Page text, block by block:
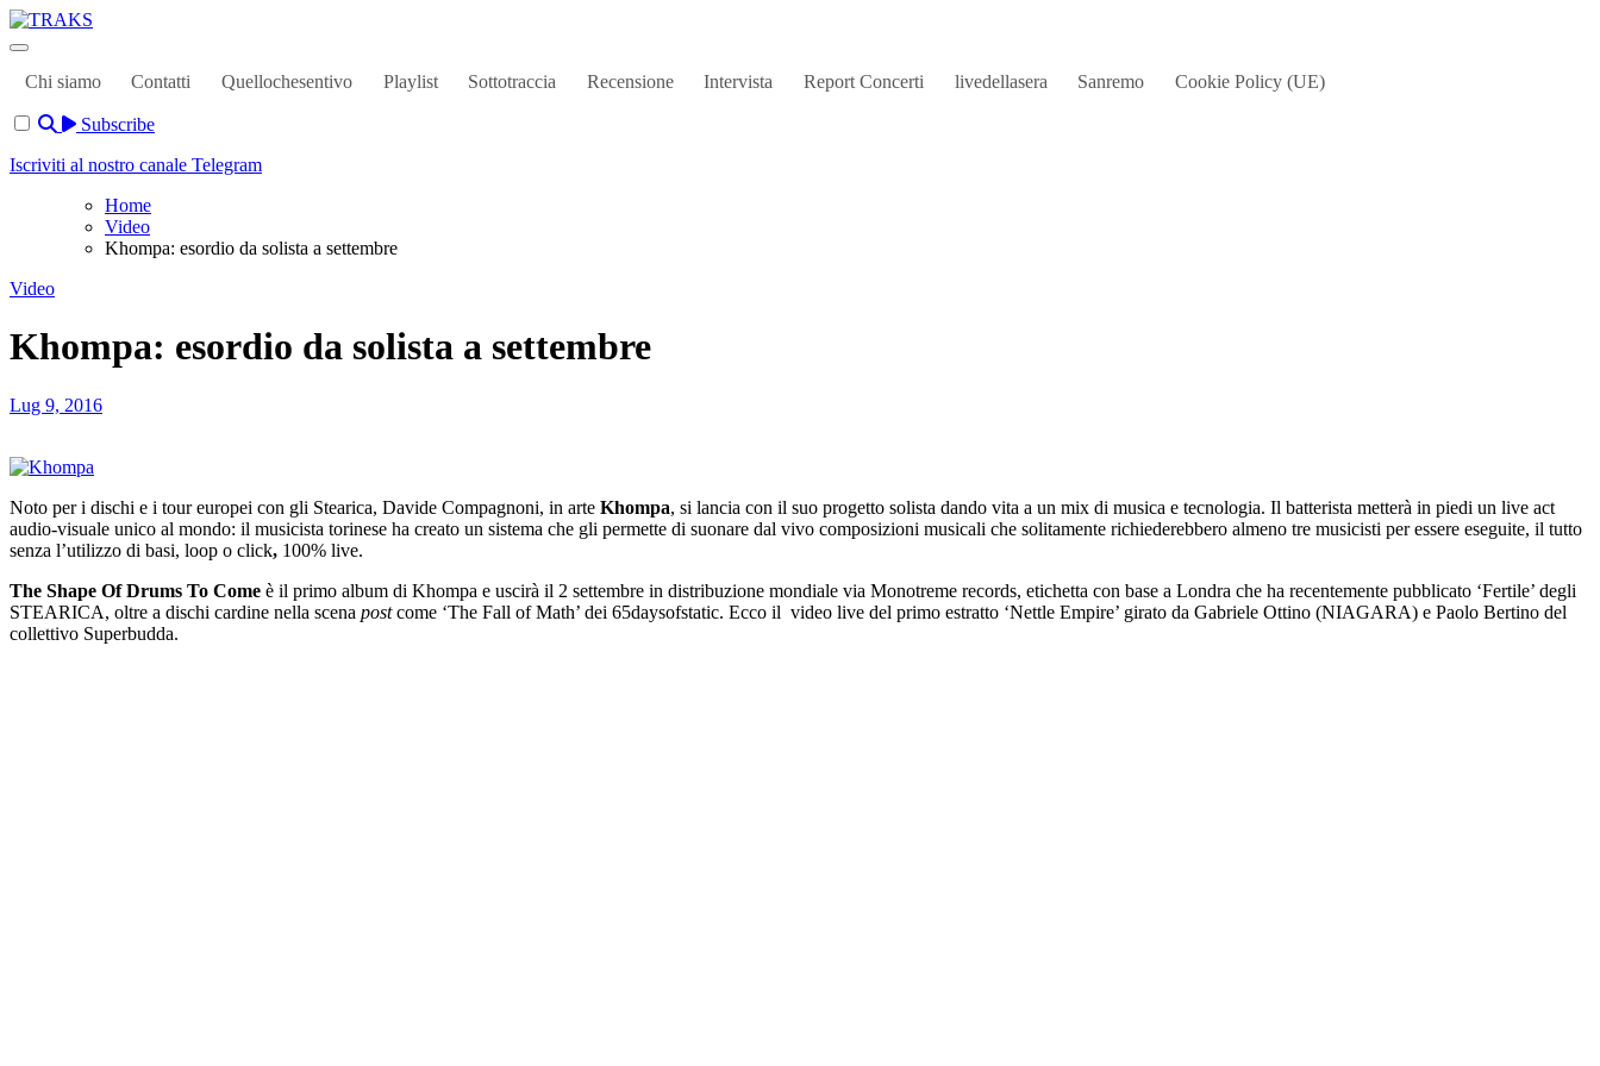
Skip
to
Chi siamo
Contatti Quellochesentivo Playlist Sottotraccia Recensione Intervista Report Concerti livedellasera Sanremo Cookie Policy (UE)
Subscribe
Iscriviti al nostro canale Telegram
Home
Video
Khompa: esordio da solista a settembre
Video
Khompa: esordio da solista a settembre
Lug 9, 2016
Noto per i dischi e i tour europei con gli Stearica, Davide Compagnoni, in arte Khompa, si lancia con il suo progetto solista dando vita a un mix di musica e tecnologia. Il batterista metterà in piedi un live act
audio-visuale unico al mondo: il musicista torinese ha creato un sistema che gli permette di suonare dal vivo composizioni musicali che solitamente richiederebbero almeno tre musicisti per essere eseguite, il tutto
senza l’utilizzo di basi, loop o click, 100% live.
The Shape Of Drums To Come è il primo album di Khompa e uscirà il 2 settembre in distribuzione mondiale via Monotreme records, etichetta con base a Londra che ha recentemente pubblicato ‘Fertile’ degli
STEARICA, oltre a dischi cardine nella scena postcome ‘The Fall of Math’ dei 65daysofstatic. Ecco il video live del primo estratto ‘Nettle Empire’ girato da Gabriele Ottino (NIAGARA) e Paolo Bertino del
collettivo Superbudda.